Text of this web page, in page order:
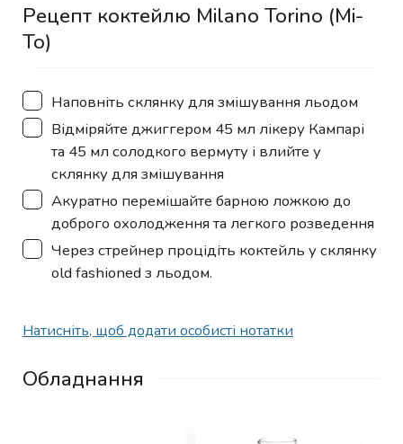
Рецепт коктейлю Milano Torino (Mi-
To)
▢
Наповніть склянку для змішування льодом
▢
Відміряйте джиггером 45 мл лікеру Кампарі
та 45 мл солодкого вермуту і влийте у
склянку для змішування
▢
Акуратно перемішайте барною ложкою до
доброго охолодження та легкого розведення
▢
Через стрейнер процідіть коктейль у склянку
old fashioned з льодом.
Натисніть, щоб додати особисті нотатки
Обладнання